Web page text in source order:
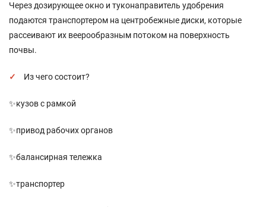
Через дозирующее окно и туконаправитель удобрения
подаются транспортером на центробежные диски, которые
рассеивают их веерообразным потоком на поверхность
почвы.
Из чего состоит?
✨кузов с рамкой
✨привод рабочих органов
✨балансирная тележка
✨транспортер